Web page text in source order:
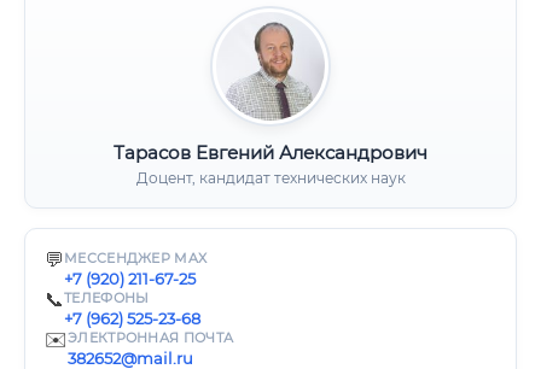
Тарасов Евгений Александрович
Доцент, кандидат технических наук
💬 МЕССЕНДЖЕР MAX
+7 (920) 211-67-25
📞ТЕЛЕФОНЫ
+7 (962) 525-23-68
✉️ЭЛЕКТРОННАЯ ПОЧТА
382652@mail.ru